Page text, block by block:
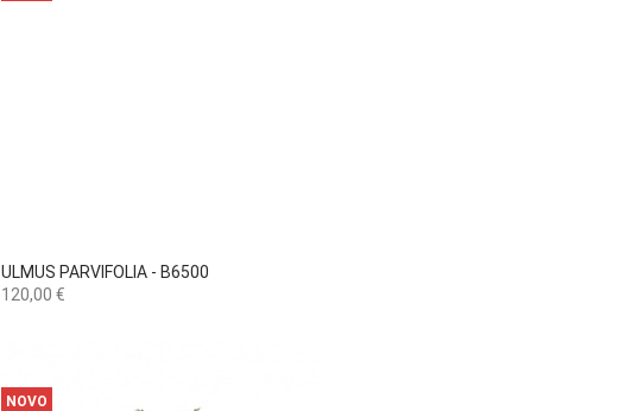
ULMUS PARVIFOLIA - B6500
Preço
120,00 €
 Vista rápida
NOVO